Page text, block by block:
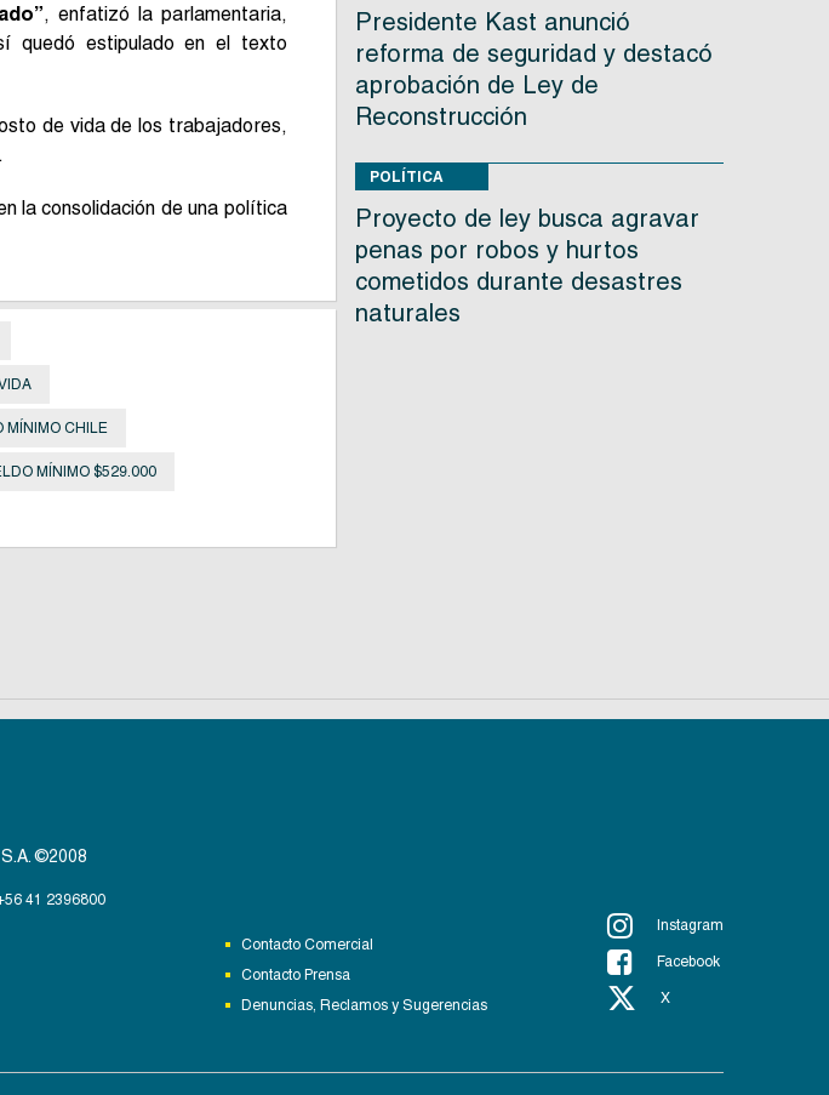
, enfatizó la parlamentaria,
quedó estipulado en el texto
de vida de los trabajadores,
la consolidación de una política
MÍNIMO CHILE
MÍNIMO $529.000
Presidente Kast anunció
reforma de seguridad y destacó
aprobación de Ley de
Reconstrucción
POLÍTICA
Proyecto de ley busca agravar
penas por robos y hurtos
cometidos durante desastres
naturales
©2008
41 2396800
Contacto Comercial
Contacto Prensa
Denuncias, Reclamos y Sugerencias
Instagram
Facebook
X